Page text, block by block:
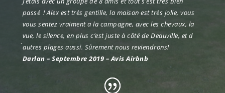
passé ! Alex est très gentille, la maison est très jolie, vous
vous sentez vraiment a la campagne, avec les chevaux, la
vue, le silence, en plus c’est juste à côté de Deauville, et d
´autres plages aussi. Sûrement nous reviendrons!
Darlan – Septembre 2019 – Avis Airbnb